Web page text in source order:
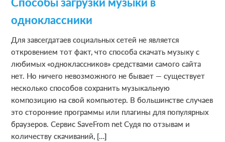
одноклассники
Для завсегдатаев социальных сетей не является
откровением тот факт, что способа скачать музыку с
любимых «одноклассников» средствами самого сайта
нет. Но ничего невозможного не бывает — существует
несколько способов сохранить музыкальную
композицию на свой компьютер. В большинстве случаев
это сторонние программы или плагины для популярных
браузеров. Сервис SaveFrom net Судя по отзывам и
количеству скачиваний, […]